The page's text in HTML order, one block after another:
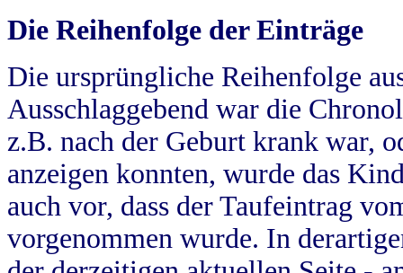
Die Reihenfolge der Einträge
Die ursprüngliche Reihenfolge
Ausschlaggebend war die
z.B. nach der Geburt krank war,
anzeigen konnten, wurde das
auch vor, dass der Taufeintrag
vorgenommen wurde. In